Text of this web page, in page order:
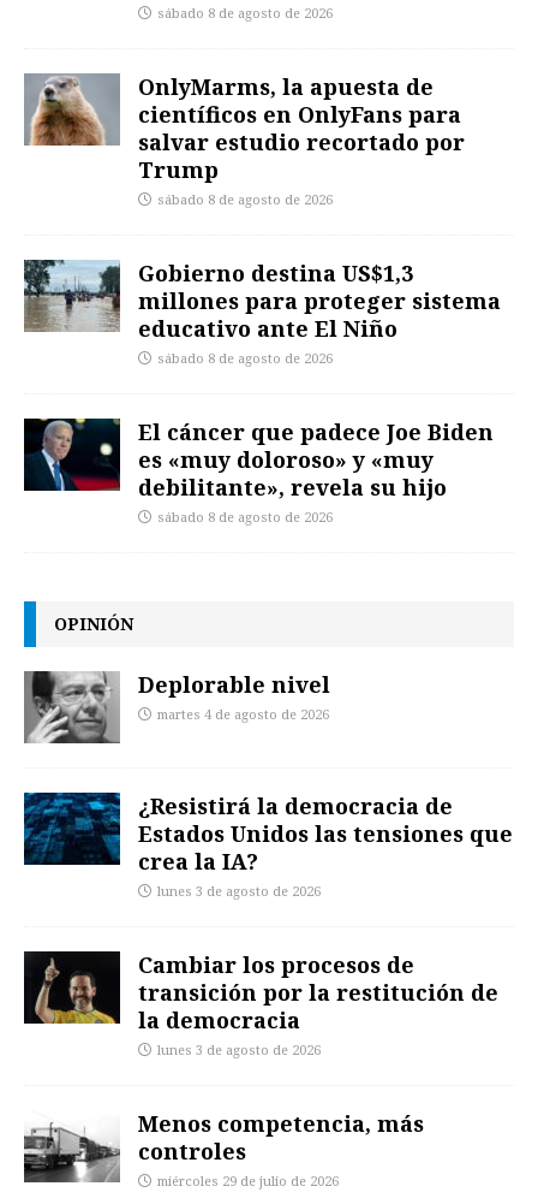
sábado 8 de agosto de 2026
OnlyMarms, la apuesta de
científicos en OnlyFans para
salvar estudio recortado por
Trump
sábado 8 de agosto de 2026
Gobierno destina US$1,3
millones para proteger sistema
educativo ante El Niño
sábado 8 de agosto de 2026
El cáncer que padece Joe Biden
es «muy doloroso» y «muy
debilitante», revela su hijo
sábado 8 de agosto de 2026
OPINIÓN
Deplorable nivel
martes 4 de agosto de 2026
¿Resistirá la democracia de
Estados Unidos las tensiones que
crea la IA?
lunes 3 de agosto de 2026
Cambiar los procesos de
transición por la restitución de
la democracia
lunes 3 de agosto de 2026
Menos competencia, más
controles
miércoles 29 de julio de 2026